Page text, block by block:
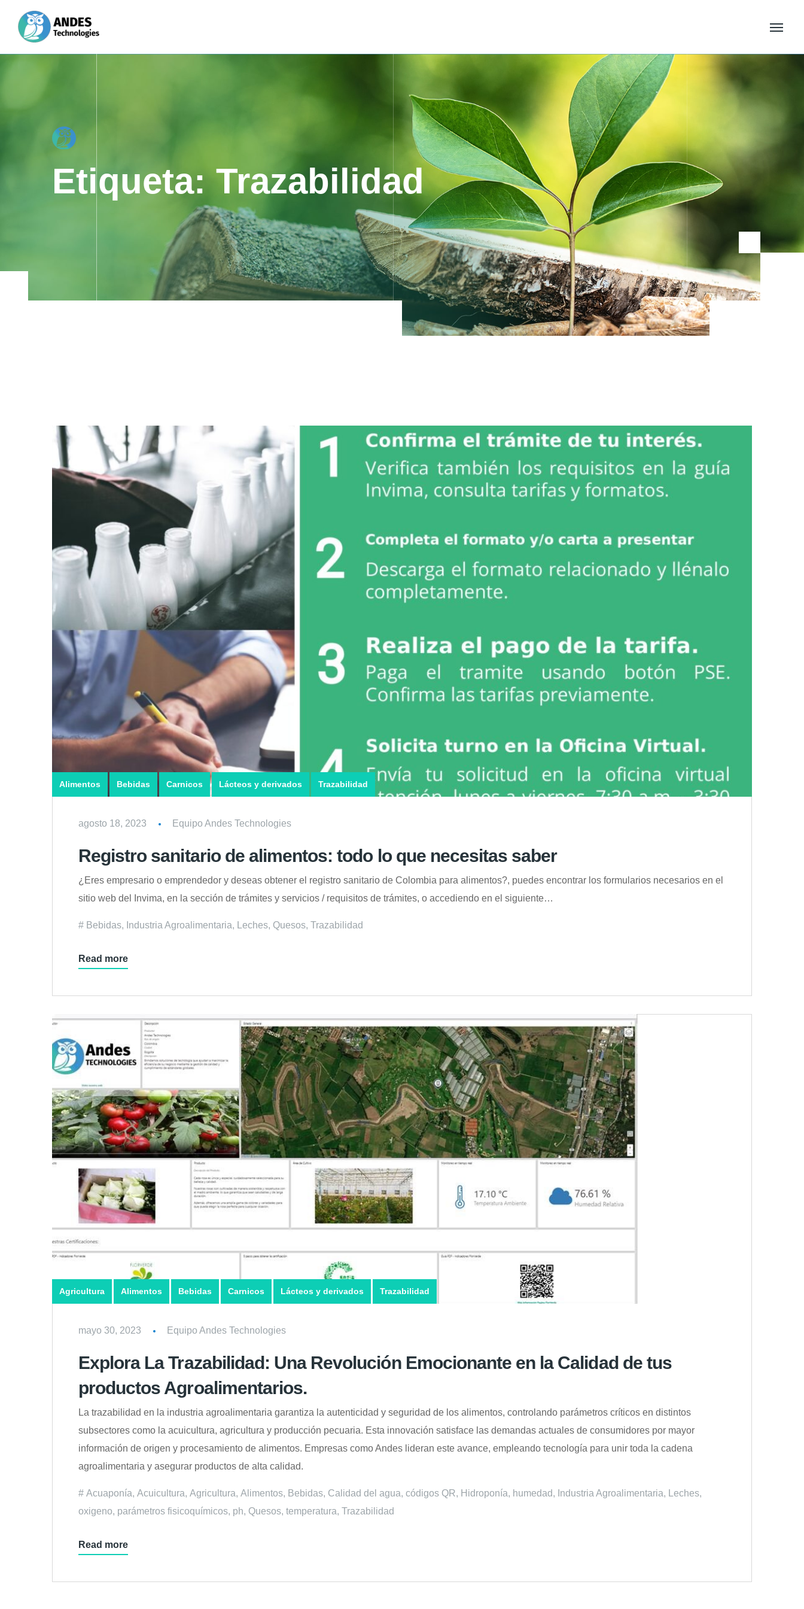
Etiqueta:Trazabilidad
Alimentos Bebidas Carnicos Lácteos y derivados Trazabilidad
agosto 18, 2023 Equipo Andes Technologies
Registro sanitario de alimentos: todo lo que necesitas saber
¿Eres empresario o emprendedor y deseas obtener el registro sanitario de Colombia para alimentos?, puedes encontrar los formularios necesarios en el
sitio web del Invima, en la sección de trámites y servicios / requisitos de trámites, o accediendo en el siguiente…
Bebidas, Industria Agroalimentaria, Leches, Quesos, Trazabilidad
Read more
Agricultura Alimentos Bebidas Carnicos Lácteos y derivados Trazabilidad
mayo 30, 2023 Equipo Andes Technologies
Explora La Trazabilidad: Una Revolución Emocionante en la Calidad de tus
productos Agroalimentarios.
La trazabilidad en la industria agroalimentaria garantiza la autenticidad y seguridad de los alimentos, controlando parámetros críticos en distintos
subsectores como la acuicultura, agricultura y producción pecuaria. Esta innovación satisface las demandas actuales de consumidores por mayor
información de origen y procesamiento de alimentos. Empresas como Andes lideran este avance, empleando tecnología para unir toda la cadena
agroalimentaria y asegurar productos de alta calidad.
Acuaponía, Acuicultura, Agricultura, Alimentos, Bebidas, Calidad del agua, códigos QR, Hidroponía, humedad, Industria Agroalimentaria, Leches,
oxigeno, parámetros fisicoquímicos, ph, Quesos, temperatura, Trazabilidad
Read more